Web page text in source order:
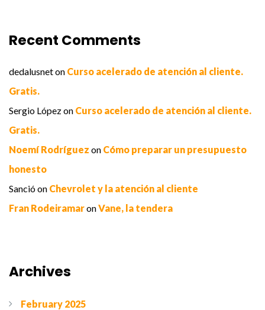
Recent Comments
dedalusneton Curso acelerado de atención al cliente.
Gratis.
Sergio Lópezon Curso acelerado de atención al cliente.
Gratis.
Noemí Rodríguez on Cómo preparar un presupuesto
honesto
Sancióon Chevrolet y la atención al cliente
Fran RodeiramaronVane, la tendera
Archives
February 2025